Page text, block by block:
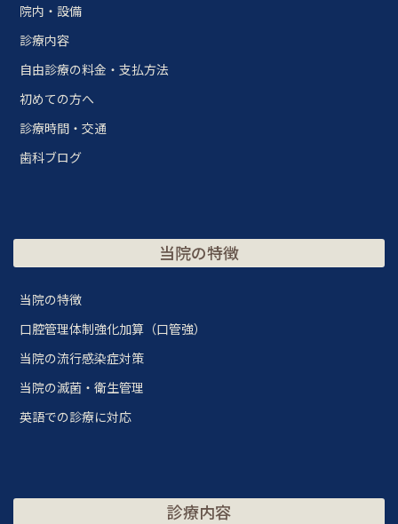
院内・設備
診療内容
自由診療の料金・支払方法
初めての方へ
診療時間・交通
歯科ブログ
当院の特徴
当院の特徴
口腔管理体制強化加算（口管強）
当院の流行感染症対策
当院の滅菌・衛生管理
英語での診療に対応
診療内容